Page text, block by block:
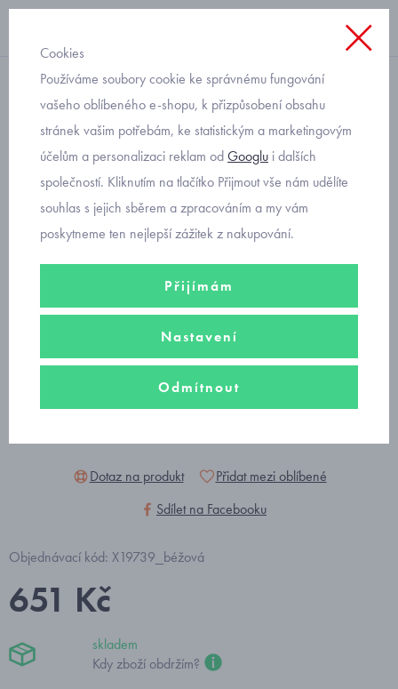
s kapucí
luxusní kojenecká mikina
Mayoral 2485-33
Dotaz na produkt
Přidat mezi oblíbené
Sdílet na Facebooku
Objednávací kód: X19739_béžová
651 Kč
skladem
Kdy zboží obdržím?
Cookies
Používáme soubory cookie ke správnému fungování
vašeho oblíbeného e-shopu, k přizpůsobení obsahu
stránek vašim potřebám, ke statistickým a marketingovým
účelům a personalizaci reklam odGooglu i dalších
společností. Kliknutím na tlačítko Přijmout vše nám udělíte
souhlas s jejich sběrem a zpracováním a my vám
poskytneme ten nejlepší zážitek z nakupování.
Přijímám
Nastavení
Odmítnout